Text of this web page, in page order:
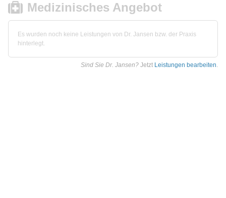
Medizinisches Angebot
Es wurden noch keine Leistungen von Dr. Jansen bzw. der Praxis
hinterlegt.
Sind Sie Dr. Jansen? Jetzt Leistungen bearbeiten.